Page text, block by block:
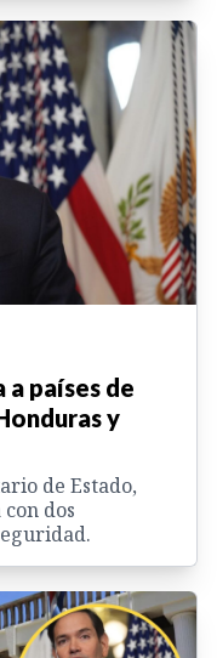
a países de
y
de Estado,
dos